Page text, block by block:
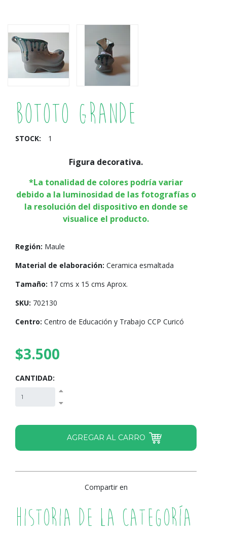
Bototo Grande
STOCK: 1
Figura decorativa.
*La tonalidad de colores podría variar
debido a la luminosidad de las fotografías o
la resolución del dispositivo en donde se
visualice el producto.
Región: Maule
Material de elaboración: Ceramica esmaltada
Tamaño: 17 cms x 15 cms Aprox.
SKU: 702130
Centro: Centro de Educación y Trabajo CCP Curicó
$3.500
CANTIDAD:
Compartir en
Historia de la Categoría